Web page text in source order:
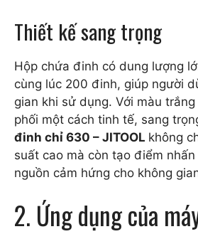
Thiết kế sang trọng
Hộp chứa đinh có dung lượng
cùng lúc 200 đinh, giúp người
gian khi sử dụng. Với màu
phối một cách tinh tế, sang
đinh chỉ 630 – JITOOL không
suất cao mà còn tạo điểm
nguồn cảm hứng cho không
2. Ứng dụng của